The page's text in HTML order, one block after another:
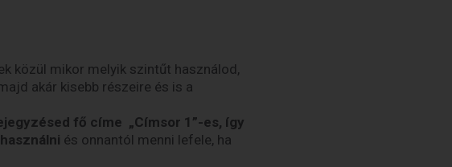
közül mikor melyik szintűt használod,
akár kisebb részeire és is a
fő címe „Címsor 1”-es, így
és onnantól menni lefele, ha